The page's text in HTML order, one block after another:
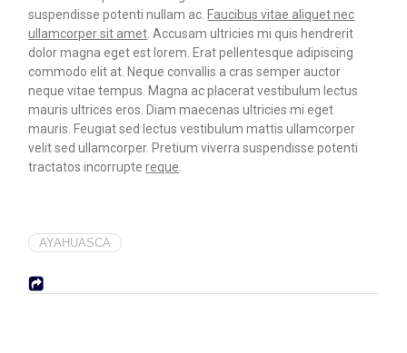
suspendisse potenti nullam ac.Faucibus vitae aliquet nec
ullamcorper sit amet . Accusam ultricies mi quis hendrerit
dolor magna eget est lorem. Erat pellentesque adipiscing
commodo elit at. Neque convallis a cras semper auctor
neque vitae tempus. Magna ac placerat vestibulum lectus
mauris ultrices eros. Diam maecenas ultricies mi eget
mauris. Feugiat sed lectus vestibulum mattis ullamcorper
velit sed ullamcorper. Pretium viverra suspendisse potenti
tractatos incorruptereque
AYAHUASCA